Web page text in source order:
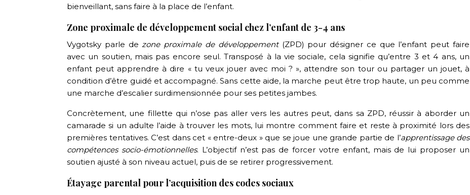
bienveillant, sans faire à la place de l’enfant.
Zone proximale de développement social chez l’enfant de 3-4 ans
Vygotsky parle dezone proximale de développement(ZPD) pour désigner ce que l’enfant peut faire
avec un soutien, mais pas encore seul. Transposé à la vie sociale, cela signifie qu’entre 3 et 4 ans, un
enfant peut apprendre à dire « tu veux jouer avec moi ? », attendre son tour ou partager un jouet, à
condition d’être guidé et accompagné. Sans cette aide, la marche peut être trop haute, un peu comme
une marche d’escalier surdimensionnée pour ses petites jambes.
Concrètement, une fillette qui n’ose pas aller vers les autres peut, dans sa ZPD, réussir à aborder un
camarade si un adulte l’aide à trouver les mots, lui montre comment faire et reste à proximité lors des
premières tentatives. C’est dans cet « entre-deux » que se joue une grande partie de l’apprentissage des
compétences socio-émotionnelles. L’objectif n’est pas de forcer votre enfant, mais de lui proposer un
soutien ajusté à son niveau actuel, puis de se retirer progressivement.
Étayage parental pour l’acquisition des codes sociaux